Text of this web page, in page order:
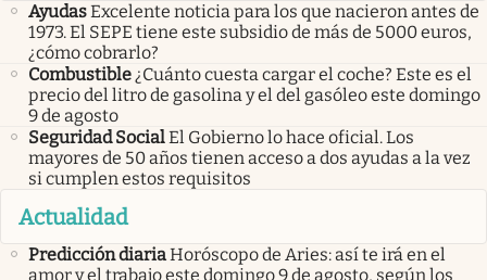
AyudasExcelente noticia para los que nacieron antes de
1973. El SEPE tiene este subsidio de más de 5000 euros,
¿cómo cobrarlo?
Combustible¿Cuánto cuesta cargar el coche? Este es el
precio del litro de gasolina y el del gasóleo este domingo
9 de agosto
Seguridad SocialEl Gobierno lo hace oficial. Los
mayores de 50 años tienen acceso a dos ayudas a la vez
si cumplen estos requisitos
Actualidad
Predicción diariaHoróscopo de Aries: así te irá en el
amor y el trabajo este domingo 9 de agosto, según los